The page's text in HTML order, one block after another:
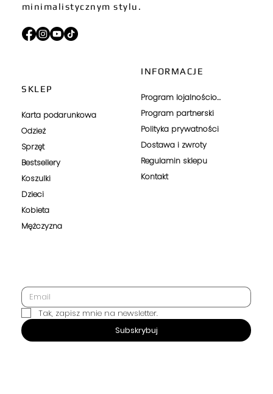
minimalistycznym stylu.
SUBSKRYBUJ
Tak, zapisz mnie na newsletter.
Subskrybuj
INFORMACJE
Program lojalnościowy
Program partnerski
Polityka prywatności
Dostawa i zwroty
Regulamin sklepu
Kontakt
SKLEP
Karta podarunkowa
Odzież
Sprzęt
Bestsellery
Koszulki
Dzieci
Kobieta
Mężczyzna